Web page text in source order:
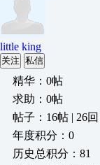
little king
关注 私信
精华：0帖
求助：0帖
帖子：16帖 | 26回
年度积分：0
历史总积分：81